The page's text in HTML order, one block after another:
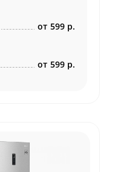
от 599 р.
от 599 р.